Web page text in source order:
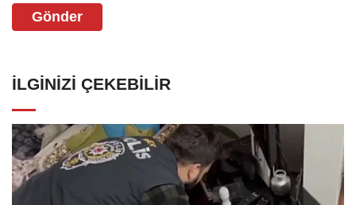
Gönder
İLGINIZI ÇEKEBILIR